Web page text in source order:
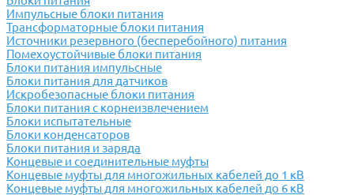
Импульсные блоки питания
Трансформаторные блоки питания
Источники резервного (бесперебойного) питания
Помехоустойчивые блоки питания
Блоки питания импульсные
Блоки питания для датчиков
Искробезопасные блоки питания
Блоки питания с корнеизвлечением
Блоки испытательные
Блоки конденсаторов
Блоки питания и заряда
Концевые и соединительные муфты
Концевые муфты для многожильных кабелей до 1 кВ
Концевые муфты для многожильных кабелей до 6 кВ